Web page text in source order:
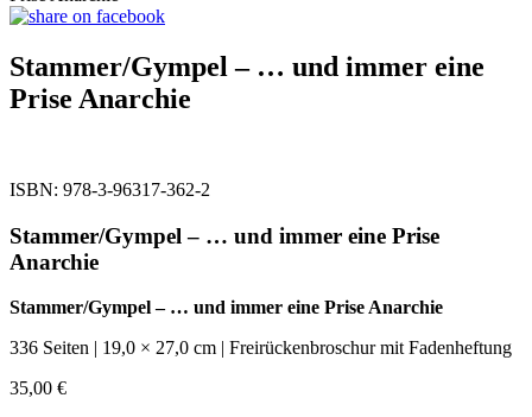
Stammer/Gympel – … und immer eine
Prise Anarchie
ISBN: 978-3-96317-362-2
Stammer/Gympel – … und immer eine Prise
Anarchie
Stammer/Gympel – … und immer eine Prise Anarchie
336 Seiten | 19,0 × 27,0 cm | Freirückenbroschur mit Fadenheftung
35,00 €